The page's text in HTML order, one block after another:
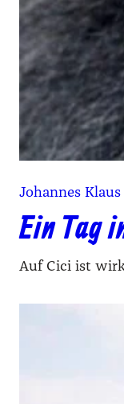
Johannes Klaus
Ein Tag
Auf Cici ist